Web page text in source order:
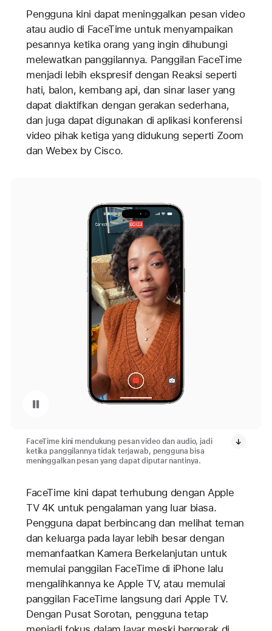
Pengguna kini dapat meninggalkan pesan video
atau audio di FaceTime untuk menyampaikan
pesannya ketika orang yang ingin dihubungi
melewatkan panggilannya. Panggilan FaceTime
menjadi lebih ekspresif dengan Reaksi seperti
hati, balon, kembang api, dan sinar laser yang
dapat diaktifkan dengan gerakan sederhana,
dan juga dapat digunakan di aplikasi konferensi
video pihak ketiga yang didukung seperti Zoom
dan Webex by Cisco.
Jeda pemutaran video: Pesan video FaceTime di iPhone 15
FaceTime kini mendukung pesan video dan audio, jadi
ketika panggilannya tidak terjawab, pengguna bisa
meninggalkan pesan yang dapat diputar nantinya.
FaceTime kini dapat terhubung dengan Apple
TV 4K untuk pengalaman yang luar biasa.
Pengguna dapat berbincang dan melihat teman
dan keluarga pada layar lebih besar dengan
memanfaatkan Kamera Berkelanjutan untuk
memulai panggilan FaceTime di iPhone lalu
mengalihkannya ke Apple TV, atau memulai
panggilan FaceTime langsung dari Apple TV.
Dengan Pusat Sorotan, pengguna tetap